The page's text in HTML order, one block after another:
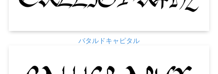
バタルドキャピタル